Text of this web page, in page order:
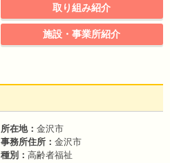
取り組み紹介
施設・事業所紹介
所在地： 金沢市
事務所住所： 金沢市
種別： 高齢者福祉